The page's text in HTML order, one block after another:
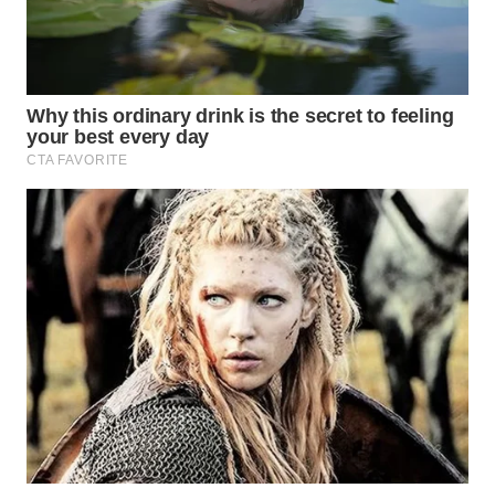
WN
WN
BOGOR
WN
DEPOK
WN
TAPANULI
UTARA
WN
SAMOSIR
WN